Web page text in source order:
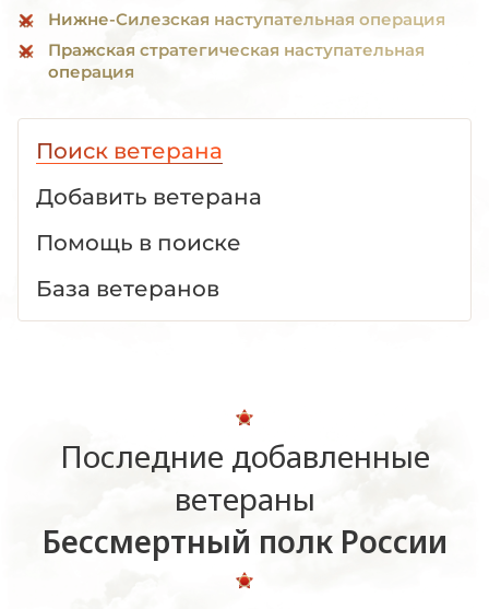
Нижне-Силезская наступательная операция
Пражская стратегическая наступательная
операция
Поиск ветерана
Добавить ветерана
Помощь в поиске
База ветеранов
Последние добавленные
ветераны
Бессмертный полк России